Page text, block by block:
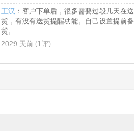
王汉 ： 客户下单后，很多需要过段几天在送
货，有没有送货提醒功能。自己设置提前备
货。
2029 天前 (1评)